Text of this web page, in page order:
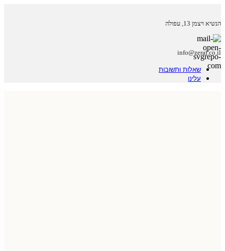
הנשיא ויצמן 13, עפולה
info@zeraf.co.il
שאלות ותשובות
עלינו